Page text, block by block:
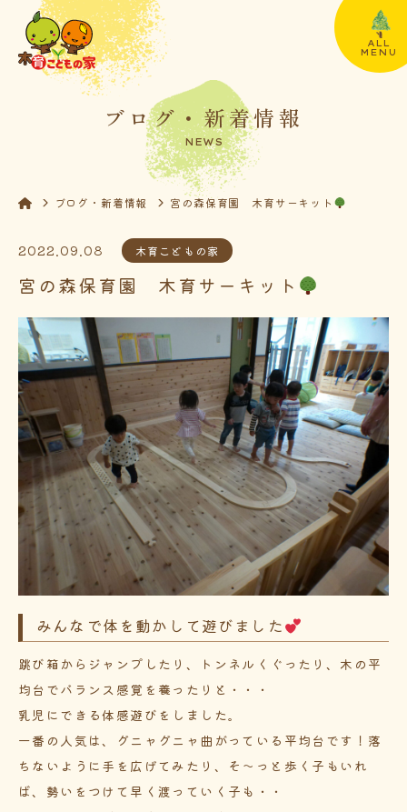
ALL
MENU
ブログ・新着情報
NEWS
ブログ・新着情報 宮の森保育園 木育サーキット
2022.09.08 木育こどもの家
宮の森保育園 木育サーキット
みんなで体を動かして遊びました
跳び箱からジャンプしたり、トンネルくぐったり、木の平
均台でバランス感覚を養ったりと・・・
乳児にできる体感遊びをしました。
一番の人気は、グニャグニャ曲がっている平均台です！落
ちないように手を広げてみたり、そ～っと歩く子もいれ
ば、勢いをつけて早く渡っていく子も・・